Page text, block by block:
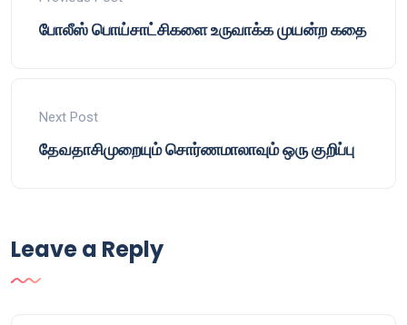
போலீஸ் பொய்சாட்சிகளை உருவாக்க முயன்ற கதை
Next Post
தேவதாசிமுறையும் சொர்ணமாலாவும் ஒரு குறிப்பு
Leave a Reply